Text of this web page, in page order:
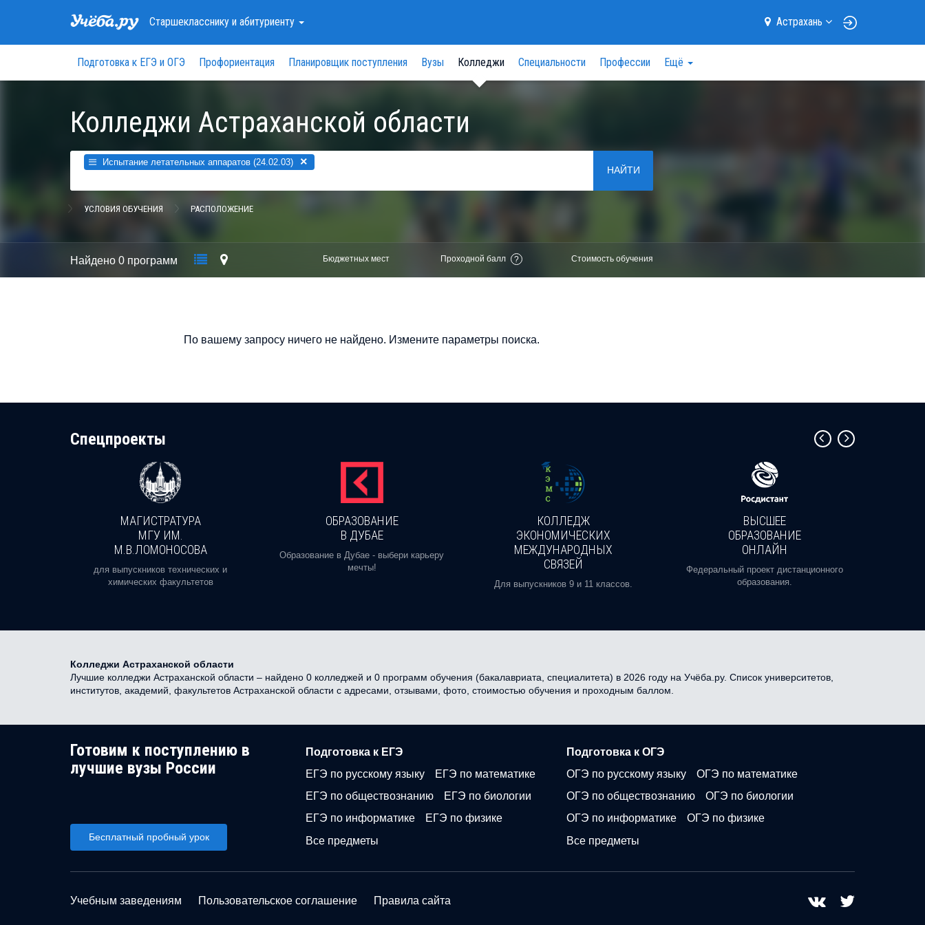
Старшеклассникуи абитуриенту Астрахань
Подготовка к ЕГЭ и ОГЭ Профориентация Планировщик поступления Вузы Колледжи Специальности Профессии Ещё
Колледжи Астраханской области
Испытание летательных аппаратов (24.02.03) ×
НАЙТИ
УСЛОВИЯ ОБУЧЕНИЯ РАСПОЛОЖЕНИЕ
Найдено 0 программ Бюджетных мест Проходной балл ? Стоимость обучения
По вашему запросу ничего не найдено. Измените параметры поиска.
Cпецпроекты
МАГИСТРАТУРА
МГУ ИМ.
М.В.ЛОМОНОСОВА
для выпускников технических и
химических факультетов
ОБРАЗОВАНИЕ
В ДУБАЕ
Образование в Дубае - выбери карьеру
мечты!
КОЛЛЕДЖ
ЭКОНОМИЧЕСКИХ
МЕЖДУНАРОДНЫХ
СВЯЗЕЙ
Для выпускников 9 и 11 классов.
ВЫСШЕЕ
ОБРАЗОВАНИЕ
ОНЛАЙН
Федеральный проект дистанционного
образования.
Колледжи Астраханской области
Лучшие колледжи Астраханской области – найдено 0 колледжей и 0 программ обучения (бакалавриата, специалитета) в 2026 году на Учёба.ру. Список университетов,
институтов, академий, факультетов Астраханской области с адресами, отзывами, фото, стоимостью обучения и проходным баллом.
Готовим к поступлению в
лучшие вузы России
Бесплатный пробный урок
Подготовка к ЕГЭ
ЕГЭ по русскому языку
ЕГЭ по математике
ЕГЭ по обществознанию
ЕГЭ по биологии
ЕГЭ по информатике
ЕГЭ по физике
Все предметы
Подготовка к ОГЭ
ОГЭ по русскому языку
ОГЭ по математике
ОГЭ по обществознанию
ОГЭ по биологии
ОГЭ по информатике
ОГЭ по физике
Все предметы
Учебным заведениям Пользовательское соглашение Правила сайта